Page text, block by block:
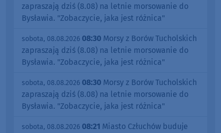
zapraszają dziś (8.08) na letnie morsowanie do
Bysławia. "Zobaczycie, jaka jest różnica"
sobota, 08.08.2026 08:30 Morsy z Borów Tucholskich
zapraszają dziś (8.08) na letnie morsowanie do
Bysławia. "Zobaczycie, jaka jest różnica"
sobota, 08.08.2026 08:30 Morsy z Borów Tucholskich
zapraszają dziś (8.08) na letnie morsowanie do
Bysławia. "Zobaczycie, jaka jest różnica"
sobota, 08.08.2026 08:21 Miasto Człuchów buduje